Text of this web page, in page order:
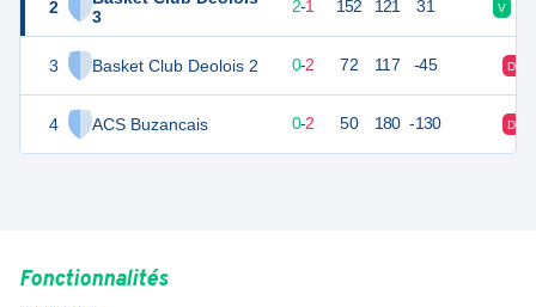
2
3
3 Basket Club Deolois 2
4 ACS Buzancais
5 3 2-1 152 121 31 V
2 2 0-2 72 117 -45 D
0-2 50 180 -130 D
Fonctionnalités